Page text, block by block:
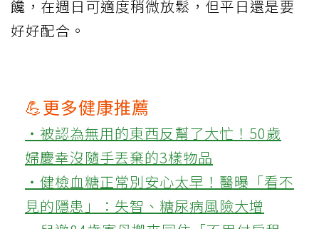
饞，在週日可適度稍微放鬆，但平日還是要
好好配合。
💪更多健康推薦
‧被認為無用的東西反幫了大忙！50歲
婦慶幸沒隨手丟棄的3樣物品
‧健檢血糖正常別安心太早！醫曝「看不
見的隱患」：失智、糖尿病風險大增